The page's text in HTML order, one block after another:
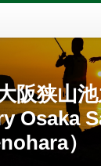
阪狭山
Osaka
）